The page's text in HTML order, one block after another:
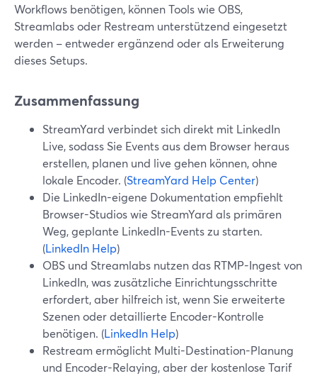
Workflows benötigen, können Tools wie OBS,
Streamlabs oder Restream unterstützend eingesetzt
werden – entweder ergänzend oder als Erweiterung
dieses Setups.
Zusammenfassung
StreamYard verbindet sich direkt mit LinkedIn
Live, sodass Sie Events aus dem Browser heraus
erstellen, planen und live gehen können, ohne
lokale Encoder. (StreamYard Help Center)
Die LinkedIn-eigene Dokumentation empfiehlt
Browser-Studios wie StreamYard als primären
Weg, geplante LinkedIn-Events zu starten.
(LinkedIn Help)
OBS und Streamlabs nutzen das RTMP-Ingest von
LinkedIn, was zusätzliche Einrichtungsschritte
erfordert, aber hilfreich ist, wenn Sie erweiterte
Szenen oder detaillierte Encoder-Kontrolle
benötigen. (LinkedIn Help)
Restream ermöglicht Multi-Destination-Planung
und Encoder-Relaying, aber der kostenlose Tarif